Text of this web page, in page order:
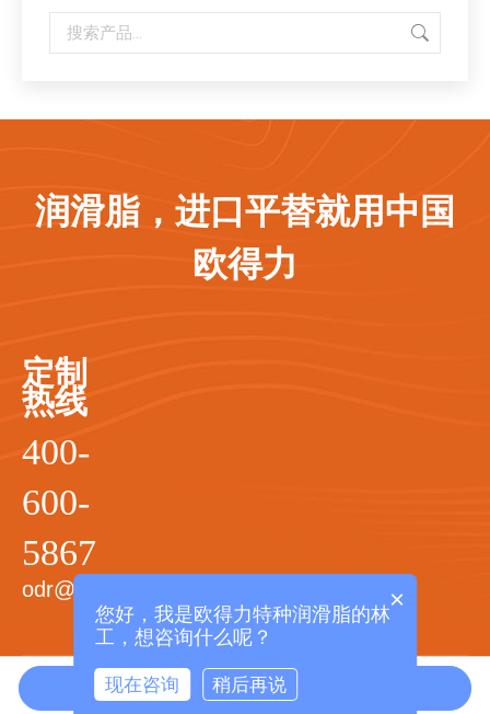
润滑脂，进口平替就用中国
欧得力
定制
热线
400-
600-
5867
odr@odrgrease.com
Copyright © 欧德力（厦门）润滑材料科技有限公司 版权所有 备案号：
闽ICP备10201733号-1
×
您好，我是欧得力特种润滑脂的林
工，想咨询什么呢？
现在咨询 稍后再说
马上咨询